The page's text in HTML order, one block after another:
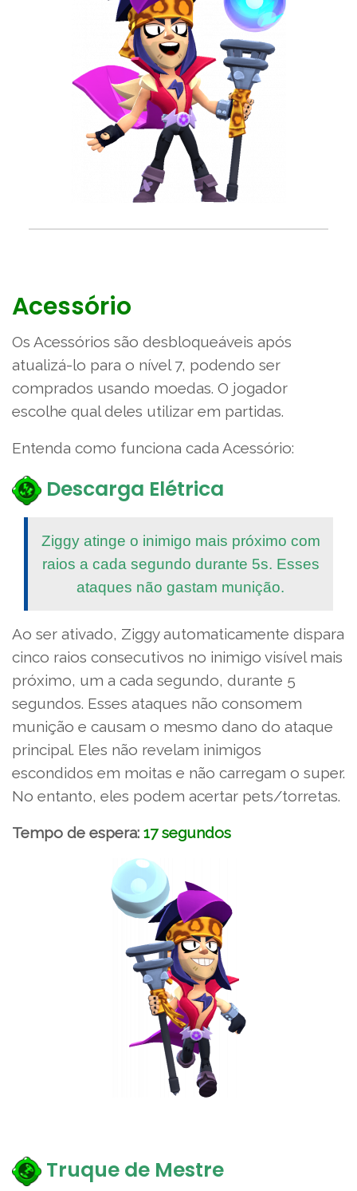
Acessório
Os Acessórios são desbloqueáveis após
atualizá-lo para o nível 7, podendo ser
comprados usando moedas. O jogador
escolhe qual deles utilizar em partidas.
Entenda como funciona cada Acessório:
Descarga Elétrica
Ziggy atinge o inimigo mais próximo com
raios a cada segundo durante 5s. Esses
ataques não gastam munição.
Ao ser ativado, Ziggy automaticamente dispara
cinco raios consecutivos no inimigo visível mais
próximo, um a cada segundo, durante 5
segundos. Esses ataques não consomem
munição e causam o mesmo dano do ataque
principal. Eles não revelam inimigos
escondidos em moitas e não carregam o super.
No entanto, eles podem acertar pets/torretas.
Tempo de espera: 17 segundos
Truque de Mestre